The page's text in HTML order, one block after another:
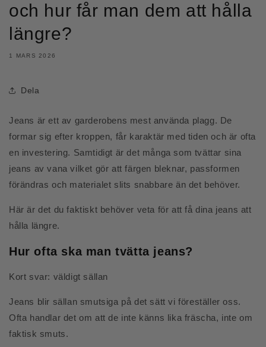
och hur får man dem att hålla
längre?
1 MARS 2026
Dela
Jeans är ett av garderobens mest använda plagg. De
formar sig efter kroppen, får karaktär med tiden och är ofta
en investering. Samtidigt är det många som tvättar sina
jeans av vana vilket gör att färgen bleknar, passformen
förändras och materialet slits snabbare än det behöver.
Här är det du faktiskt behöver veta för att få dina jeans att
hålla längre.
Hur ofta ska man tvätta jeans?
Kort svar: väldigt sällan
Jeans blir sällan smutsiga på det sätt vi föreställer oss.
Ofta handlar det om att de inte känns lika fräscha, inte om
faktisk smuts.